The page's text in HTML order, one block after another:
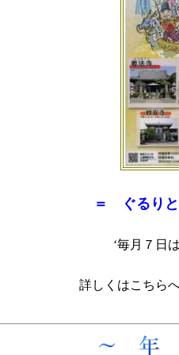
＝ ぐるり
‘毎月７日
詳しくはこち